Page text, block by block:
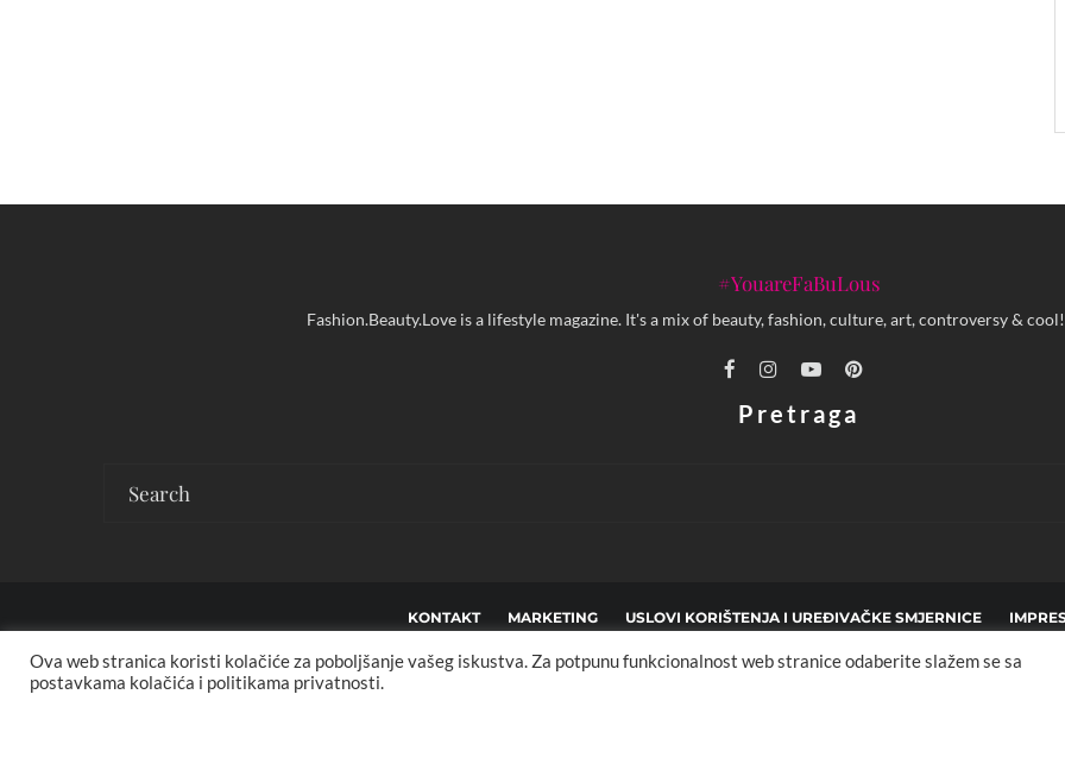
#YouareFaBuLous
Fashion.Beauty.Love is a lifestyle magazine. It's a mix of beauty, fashion, culture, art, controversy &
Pretraga
KONTAKT MARKETING USLOVI KORIŠTENJA I UREĐIVAČKE SMJERNICE
Copyright © 2013 - 2025 FBL creative. Sva prava zadržana. Developed by:
Ova web stranica koristi kolačiće za poboljšanje vašeg iskustva. Za potpunu funkcionalnost web stranice odaberite slažem se sa
postavkama kolačića i politikama privatnosti.